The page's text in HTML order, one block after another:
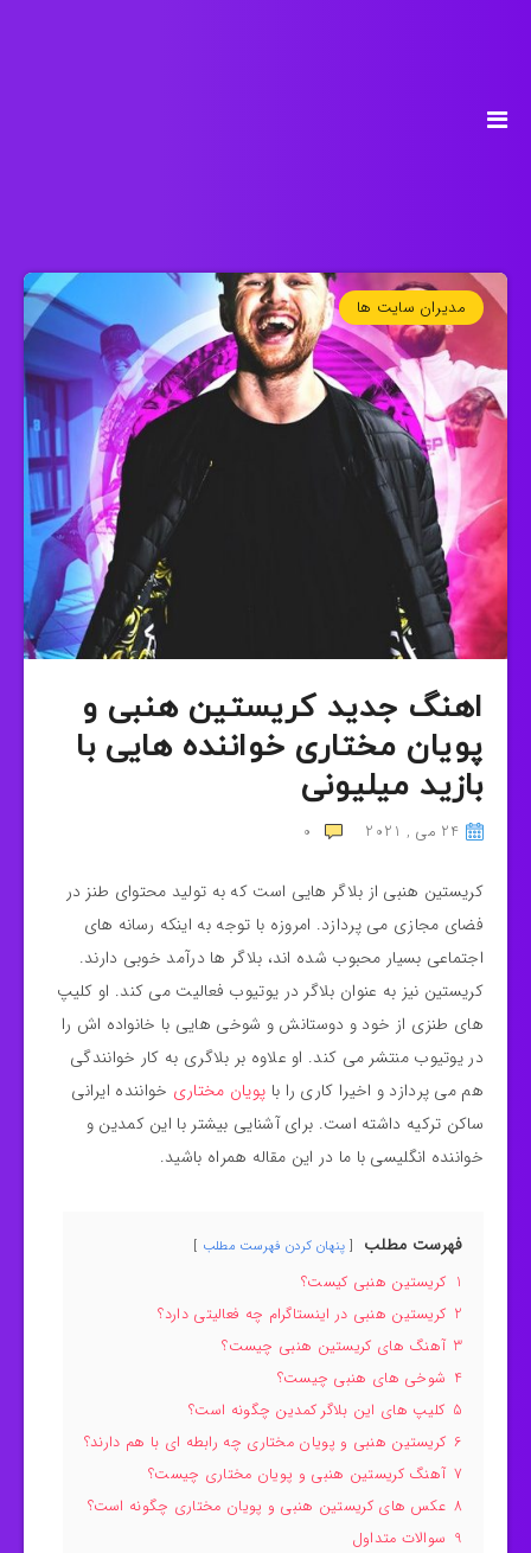
مدیران سایت ها
اهنگ جدید کریستین هنبی و
پویان مختاری خواننده هایی با
بازید میلیونی
24 می , 2021 0
کریستین هنبی از بلاگر هایی است که به تولید محتوای طنز در
فضای مجازی می پردازد. امروزه با توجه به اینکه رسانه های
اجتماعی بسیار محبوب شده اند، بلاگر ها درآمد خوبی دارند.
کریستین نیز به عنوان بلاگر در یوتیوب فعالیت می کند. او کلیپ
های طنزی از خود و دوستانش و شوخی هایی با خانواده اش را
در یوتیوب منتشر می کند. او علاوه بر بلاگری به کار خوانندگی
هم می پردازد و اخیرا کاری را با پویان مختاری خواننده ایرانی
ساکن ترکیه داشته است. برای آشنایی بیشتر با این کمدین و
خواننده انگلیسی با ما در این مقاله همراه باشید.
فهرست مطلب پنهان کردن فهرست مطلب
1 کریستین هنبی کیست؟
2 کریستین هنبی در اینستاگرام چه فعالیتی دارد؟
3 آهنگ های کریستین هنبی چیست؟
4 شوخی های هنبی چیست؟
5 کلیپ های این بلاگر کمدین چگونه است؟
6 کریستین هنبی و پویان مختاری چه رابطه ای با هم دارند؟
7 آهنگ کریستین هنبی و پویان مختاری چیست؟
8 عکس های کریستین هنبی و پویان مختاری چگونه است؟
9 سوالات متداول